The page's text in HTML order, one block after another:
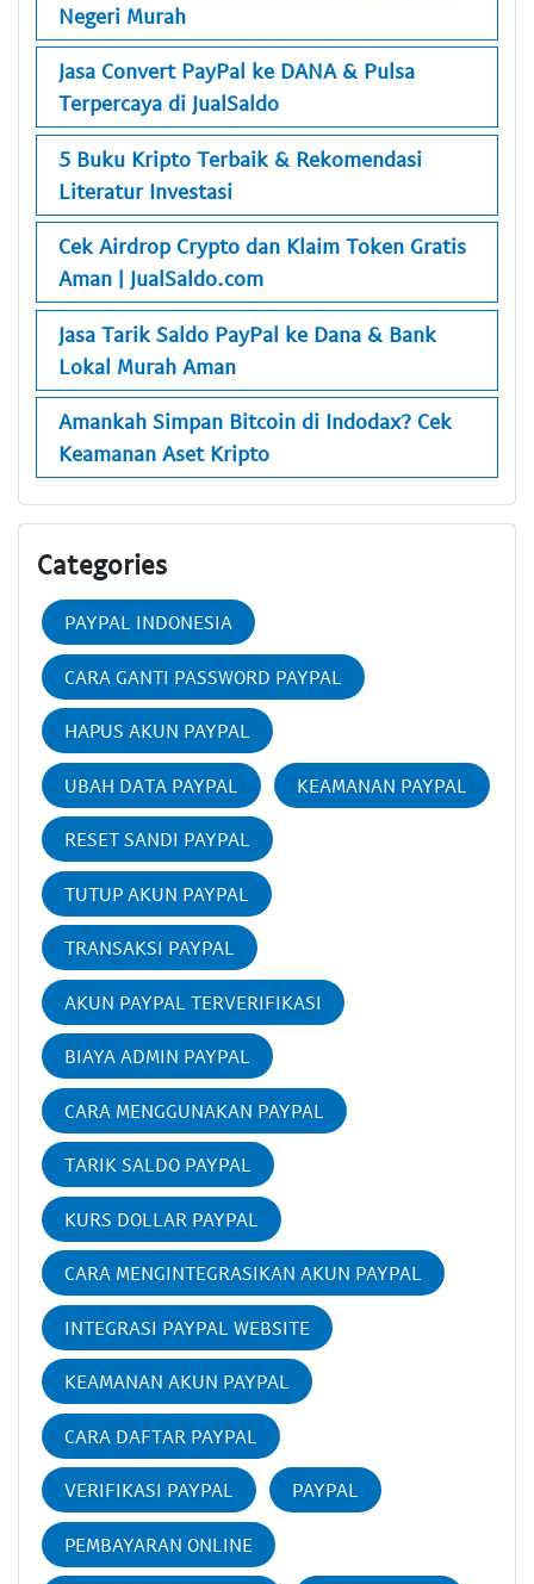
Negeri Murah
Jasa Convert PayPal ke DANA & Pulsa
Terpercaya di JualSaldo
5 Buku Kripto Terbaik & Rekomendasi
Literatur Investasi
Cek Airdrop Crypto dan Klaim Token Gratis
Aman | JualSaldo.com
Jasa Tarik Saldo PayPal ke Dana & Bank
Lokal Murah Aman
Amankah Simpan Bitcoin di Indodax? Cek
Keamanan Aset Kripto
Categories
PAYPAL INDONESIA
CARA GANTI PASSWORD PAYPAL
HAPUS AKUN PAYPAL
UBAH DATA PAYPAL KEAMANAN PAYPAL
RESET SANDI PAYPAL
TUTUP AKUN PAYPAL
TRANSAKSI PAYPAL
AKUN PAYPAL TERVERIFIKASI
BIAYA ADMIN PAYPAL
CARA MENGGUNAKAN PAYPAL
TARIK SALDO PAYPAL
KURS DOLLAR PAYPAL
CARA MENGINTEGRASIKAN AKUN PAYPAL
INTEGRASI PAYPAL WEBSITE
KEAMANAN AKUN PAYPAL
CARA DAFTAR PAYPAL
VERIFIKASI PAYPAL PAYPAL
PEMBAYARAN ONLINE